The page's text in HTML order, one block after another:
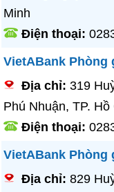
Minh
Điện thoại:
VietABank Phòng
Địa chỉ:319
Phú Nhuận, TP. Hồ
Điện thoại:
VietABank Phòng
Địa chỉ:829